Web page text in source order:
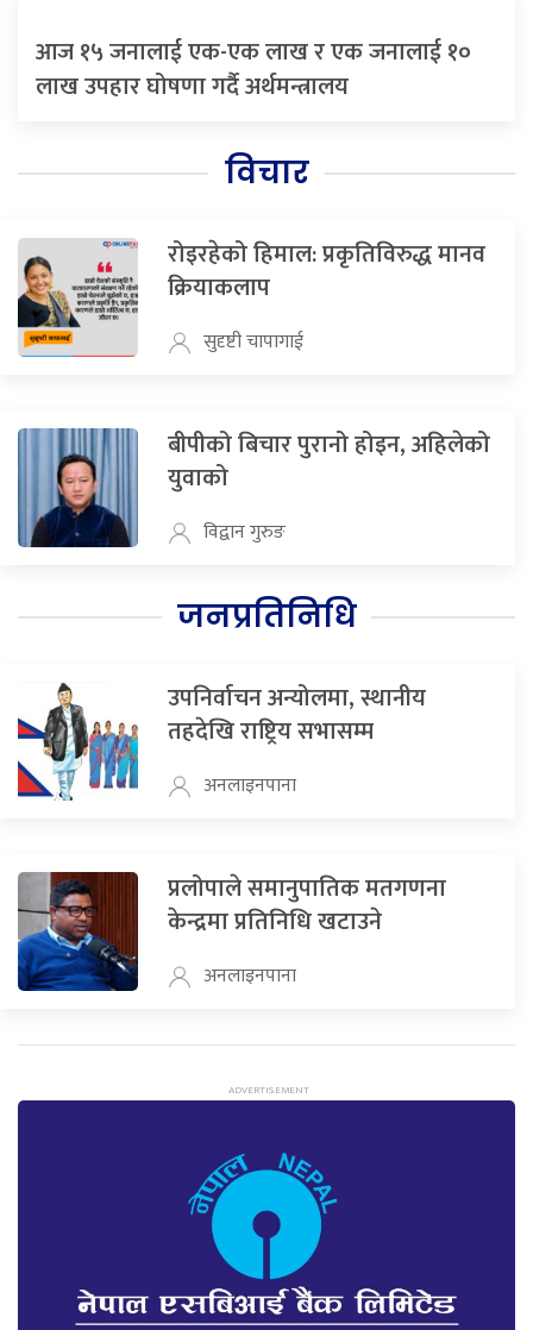
आज १५ जनालाई एक-एक लाख र एक जनालाई १०
लाख उपहार घोषणा गर्दै अर्थमन्त्रालय
विचार
रोइरहेको हिमाल: प्रकृतिविरुद्ध मानव
क्रियाकलाप
सुदृष्टी चापागाई
बीपीको बिचार पुरानो होइन, अहिलेको
युवाको
विद्वान गुरुङ
जनप्रतिनिधि
उपनिर्वाचन अन्योलमा, स्थानीय
तहदेखि राष्ट्रिय सभासम्म
अनलाइनपाना
प्रलोपाले समानुपातिक मतगणना
केन्द्रमा प्रतिनिधि खटाउने
अनलाइनपाना